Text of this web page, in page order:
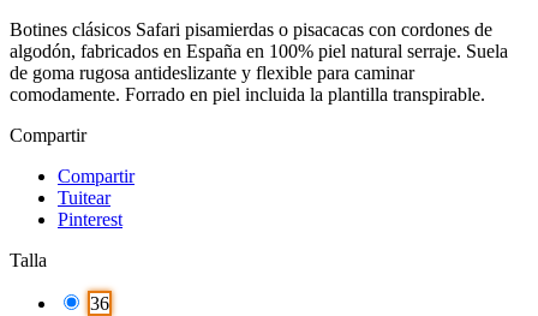
Botines clásicos Safari pisamierdas o pisacacas con cordones de
algodón, fabricados en España en 100% piel natural serraje. Suela
de goma rugosa antideslizante y flexible para caminar
comodamente. Forrado en piel incluida la plantilla transpirable.
Compartir
Compartir
Tuitear
Pinterest
Talla
36